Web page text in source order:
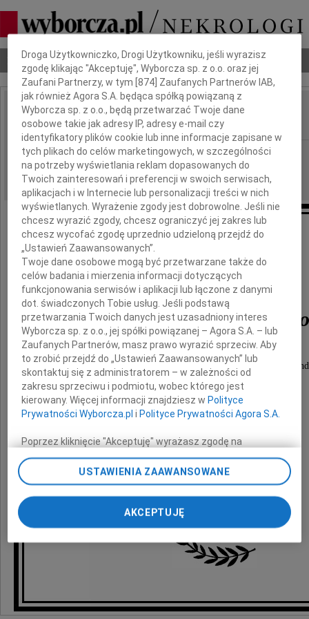
Nekrologi Odeszli Poradnik pogrzebowy
IMIĘ I NAZWISKO: Leszek Gostkowski
REGION: Częstochowa
DATA EMISJI: 10.05.2021
Z głębokim żalem i smutkiem żegnamy
Lekarza
Leszka Gostkowskiego
wieloletniego Pracownika i Współtwórcy Pracowni
w Szpitalu im. Ludwika Rydygiera
Kondolencje składają
Dyrekcja oraz Pracownicy
w Częstochowie
Dbamy o Twoją prywatność
Droga Użytkowniczko, Drogi Użytkowniku, jeśli wyrazisz
zgodę klikając "Akceptuję", Wyborcza sp. z o.o. oraz jej
Zaufani Partnerzy, w tym [874 ] Zaufanych Partnerów IAB,
jak również Agora S.A. będąca spółką powiązaną z
Wyborcza sp. z o.o., będą przetwarzać Twoje dane
osobowe takie jak adresy IP, adresy e-mail czy
identyfikatory plików cookie lub inne informacje zapisane w
tych plikach do celów marketingowych, w szczególności
na potrzeby wyświetlania reklam dopasowanych do
Twoich zainteresowań i preferencji w swoich serwisach,
aplikacjach i w Internecie lub personalizacji treści w nich
wyświetlanych. Wyrażenie zgody jest dobrowolne. Jeśli nie
chcesz wyrazić zgody, chcesz ograniczyć jej zakres lub
chcesz wycofać zgodę uprzednio udzieloną przejdź do
„Ustawień Zaawansowanych”.
Twoje dane osobowe mogą być przetwarzane także do
celów badania i mierzenia informacji dotyczących
funkcjonowania serwisów i aplikacji lub łączone z danymi
dot. świadczonych Tobie usług. Jeśli podstawą
przetwarzania Twoich danych jest uzasadniony interes
Wyborcza sp. z o.o., jej spółki powiązanej – Agora S.A. – lub
Zaufanych Partnerów, masz prawo wyrazić sprzeciw. Aby
to zrobić przejdź do „Ustawień Zaawansowanych” lub
skontaktuj się z administratorem – w zależności od
zakresu sprzeciwu i podmiotu, wobec którego jest
kierowany. Więcej informacji znajdziesz w Polityce
Prywatności Wyborcza.pl i Polityce Prywatności Agora S.A.
Poprzez kliknięcie "Akceptuję" wyrażasz zgodę na
zainstalowanie i przechowywanie plików typu cookie
Wyborczej sp. z o. o. jej Zaufanych Partnerów i Agora S.A.
na Twoim urządzeniu końcowym. Możesz też w każdej
chwili zmienić swoje preferencje dot. plików cookie,
ponownie wywołując narzędzie do zarządzania Twoimi
preferencjami dot. przetwarzania danych poprzez
przechodząc do sekcji „Ustawienia zaawansowane”.
Zmiana ustawień plików cookie możliwa jest także za
My, nasi Zaufani Partnerzy i Agora S.A. możemy
USTAWIENIA ZAAWANSOWANE
AKCEPTUJĘ